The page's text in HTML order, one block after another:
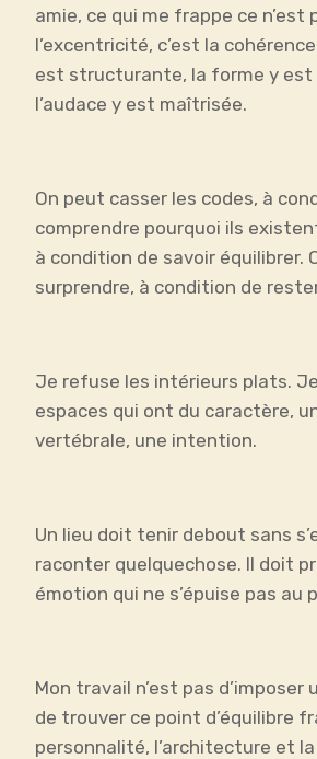
amie, ce qui me frappe ce n’est
l’excentricité, c’est la
est structurante, la forme y est
l’audace y est maîtrisée.
On peut casser les codes, à
comprendre pourquoi ils
à condition de savoir équilibrer.
surprendre, à condition de
Je refuse les intérieurs plats.
espaces qui ont du caractère,
vertébrale, une intention.
Un lieu doit tenir debout sans
raconter quelquechose. Il doit
émotion qui ne s’épuise pas au
Mon travail n’est pas d’imposer
de trouver ce point d’équilibre
personnalité, l’architecture et